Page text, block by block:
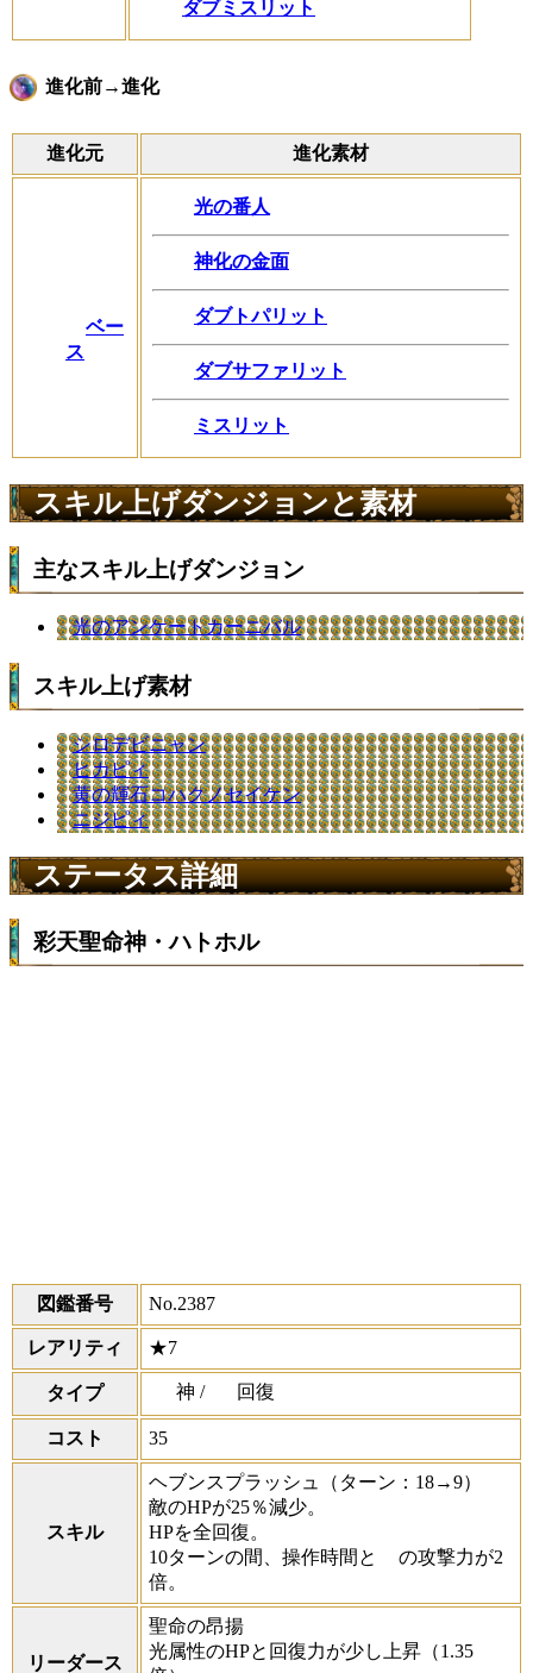
ダブミスリット
進化前→進化
進化元 進化素材
ベー
ス
光の番人
神化の金面
ダブトパリット
ダブサファリット
ミスリット
スキル上げダンジョンと素材
主なスキル上げダンジョン
光のアンケートカーニバル
スキル上げ素材
シロデビニャン
ヒカピィ
黄の輝石コハクノセイケン
ニジピィ
ステータス詳細
彩天聖命神・ハトホル
図鑑番号 No.2387
レアリティ ★7
タイプ 神 / 回復
コスト 35
スキル
ヘブンスプラッシュ
（ターン：18→9）
敵のHPが25％減少。
HPを全回復。
10ターンの間、操作時間と
の攻撃力が2
倍。
リーダース
聖命の昂揚
光属性のHPと回復力が少し上昇（1.35